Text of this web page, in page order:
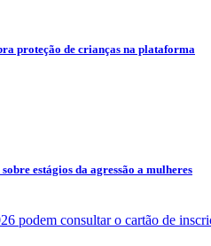
proteção de crianças na plataforma
estágios da agressão a mulheres